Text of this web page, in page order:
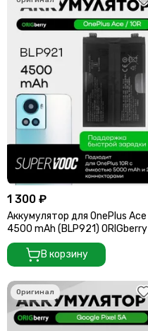
1 300 ₽
Аккумулятор для OnePlus Ace
4500 mAh (BLP921) ORIGberry
В корзину